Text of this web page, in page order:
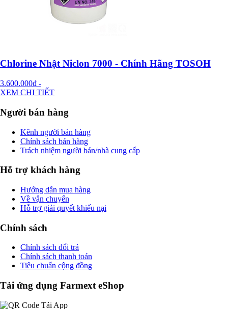
Chlorine Nhật Niclon 7000 - Chính Hãng TOSOH
3.600.000đ -
XEM CHI TIẾT
Người bán hàng
Kênh người bán hàng
Chính sách bán hàng
Trách nhiệm người bán/nhà cung cấp
Hỗ trợ khách hàng
Hướng dẫn mua hàng
Về vận chuyển
Hỗ trợ giải quyết khiếu nại
Chính sách
Chính sách đổi trả
Chính sách thanh toán
Tiêu chuẩn cộng đồng
Tải ứng dụng Farmext eShop